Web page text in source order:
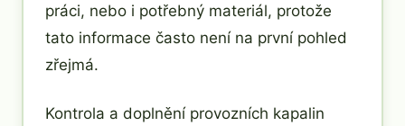
práci, nebo i potřebný materiál, protože
tato informace často není na první pohled
zřejmá.
Kontrola a doplnění provozních kapalin